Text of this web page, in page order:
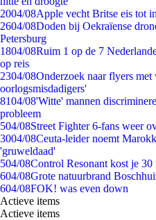
2004/08Apple vecht Britse eis tot
2604/08Doden bij Oekraïense
Petersburg
1804/08Ruim 1 op de 7
op reis
2304/08Onderzoek naar flyers
oorlogsmisdadigers'
8104/08'Witte' mannen
probleem
504/08Street Fighter 6-fans weer
3004/08Ceuta-leider noemt
'gruweldaad'
504/08Control Resonant kost je 30
604/08Grote natuurbrand
604/08FOK! was even down
Actieve items
Actieve items